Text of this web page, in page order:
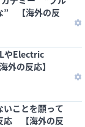
” 【海外の反
やElectric
の反応】
いことを願って
応 【海外の反